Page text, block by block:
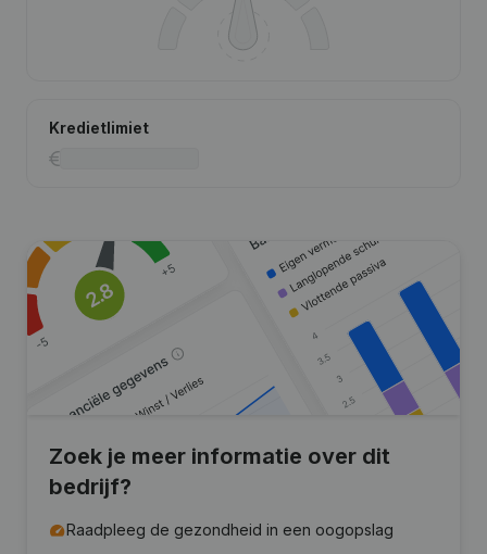
Kredietlimiet
Zoek je meer informatie over dit
bedrijf?
Raadpleeg de gezondheid in een oogopslag